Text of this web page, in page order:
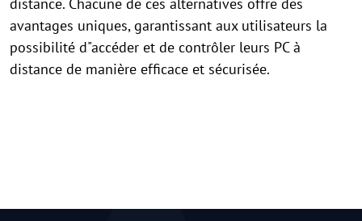
avantages uniques, garantissant aux utilisateurs la
possibilité d"accéder et de contrôler leurs PC à
distance de manière efficace et sécurisée.